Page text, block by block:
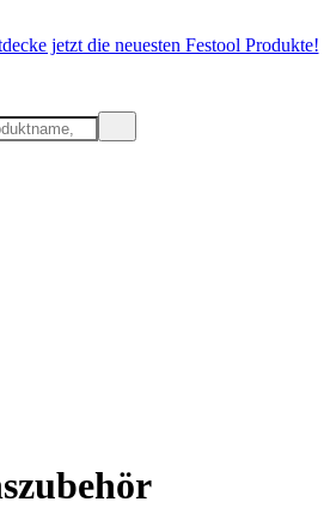
jetzt die neuesten Festool Produkte!